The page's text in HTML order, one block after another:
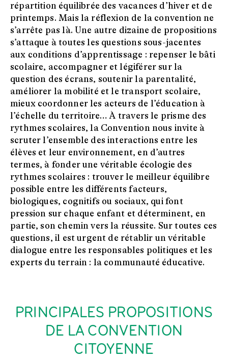
répartition équilibrée des vacances d’hiver et de
printemps. Mais la réflexion de la convention ne
s’arrête pas là. Une autre dizaine de propositions
s’attaque à toutes les questions sous-jacentes
aux conditions d’apprentissage : repenser le bâti
scolaire, accompagner et légiférer sur la
question des écrans, soutenir la parentalité,
améliorer la mobilité et le transport scolaire,
mieux coordonner les acteurs de l’éducation à
l’échelle du territoire… À travers le prisme des
rythmes scolaires, la Convention nous invite à
scruter l’ensemble des interactions entre les
élèves et leur environnement, en d’autres
termes, à fonder une véritable écologie des
rythmes scolaires : trouver le meilleur équilibre
possible entre les différents facteurs,
biologiques, cognitifs ou sociaux, qui font
pression sur chaque enfant et déterminent, en
partie, son chemin vers la réussite. Sur toutes ces
questions, il est urgent de rétablir un véritable
dialogue entre les responsables politiques et les
experts du terrain : la communauté éducative.
PRINCIPALES PROPOSITIONS
DE LA CONVENTION
CITOYENNE